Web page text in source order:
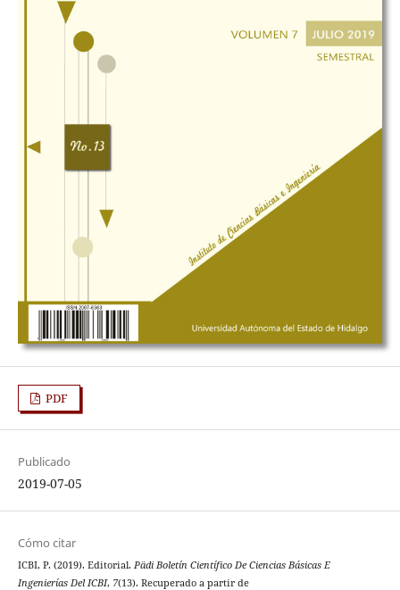
PDF
Publicado
2019-07-05
Cómo citar
ICBI, P. (2019). Editorial. Pädi Boletín Científico De Ciencias Básicas E
Ingenierías Del ICBI, 7(13). Recuperado a partir de